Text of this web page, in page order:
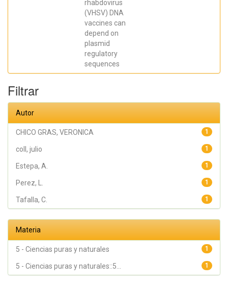
rhabdovirus
(VHSV) DNA
vaccines can
depend on
plasmid
regulatory
sequences
Filtrar
Autor
1
CHICO GRAS, VERONICA
1
coll, julio
1
Estepa, A.
1
Perez, L.
1
Tafalla, C.
Materia
1
5 - Ciencias puras y naturales
1
5 - Ciencias puras y naturales::5...